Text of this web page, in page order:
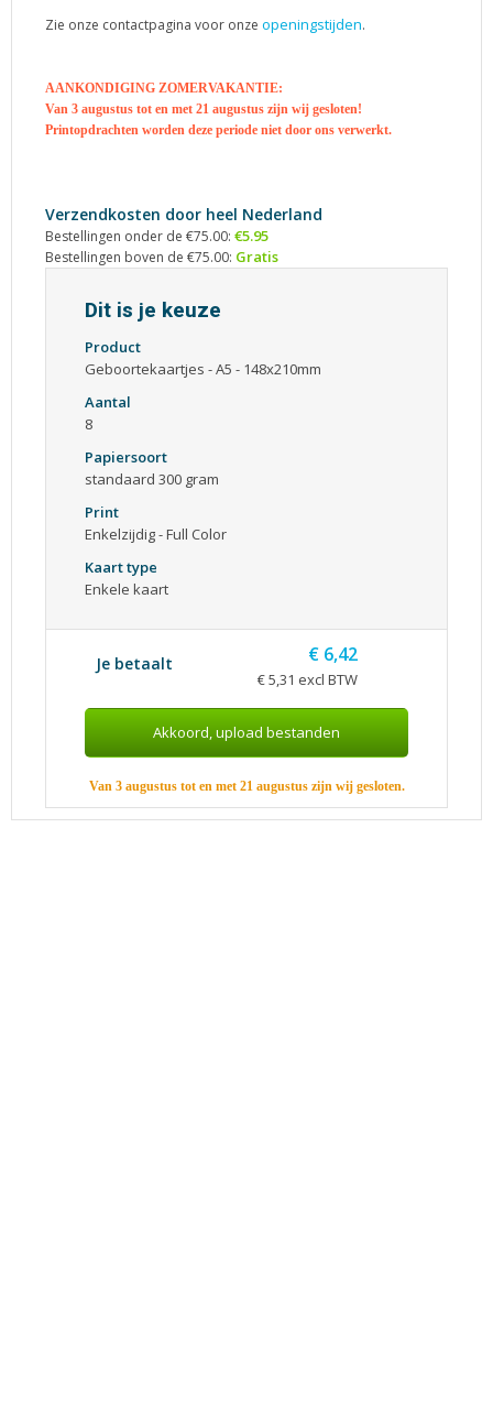
Zie onze contactpagina voor onze openingstijden.
AANKONDIGING ZOMERVAKANTIE:
Van 3 augustus tot en met 21 augustus zijn wij gesloten!
Printopdrachten worden deze periode niet door ons verwerkt.
Verzendkosten door heel Nederland
Bestellingen onder de €75.00: €5.95
Bestellingen boven de €75.00: Gratis
Dit is je keuze
Product
Geboortekaartjes - A5 - 148x210mm
Aantal
8
Papiersoort
standaard 300 gram
Print
Enkelzijdig - Full Color
Kaart type
Enkele kaart
Je betaalt € 6,42
€ 5,31 excl BTW
Van 3 augustus tot en met 21 augustus zijn wij gesloten.